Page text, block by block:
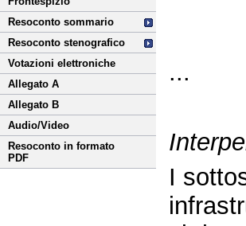
navigazione
principale
Resoconto sommario
Resoconto stenografico
Votazioni elettroniche
Allegato A
Allegato B
Audio/Video
Resoconto in formato
PDF
...
I